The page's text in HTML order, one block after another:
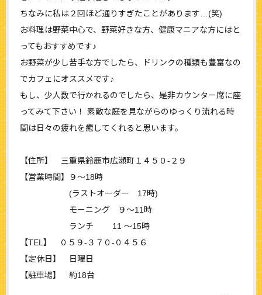
ちなみに私は２回ほど通りすぎたことがあります…(笑)
お料理は野菜中心で、野菜好きな方、健康マニアな方にはと
ってもおすすめです♪
お野菜が少し苦手な方でしたら、ドリンクの種類も豊富なの
でカフェにオススメです♪
もし、少人数で行かれるのでしたら、是非カウンター席に座
ってみて下さい！ 素敵な庭を見ながらのゆっくり流れる時
間は日々の疲れを癒してくれると思います。
【住所】 三重県鈴鹿市広瀬町１４５０-２９
【営業時間】９～18時
(ラストオーダー 17時)
モーニング ９～11時
ランチ 11 ～15時
【TEL】 ０５９‐３７０‐０４５６
【定休日】 日曜日
【駐車場】 約18台